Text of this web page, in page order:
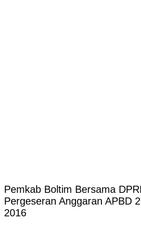
Pemkab Boltim Bersama
Pergeseran Anggaran APBD
2016